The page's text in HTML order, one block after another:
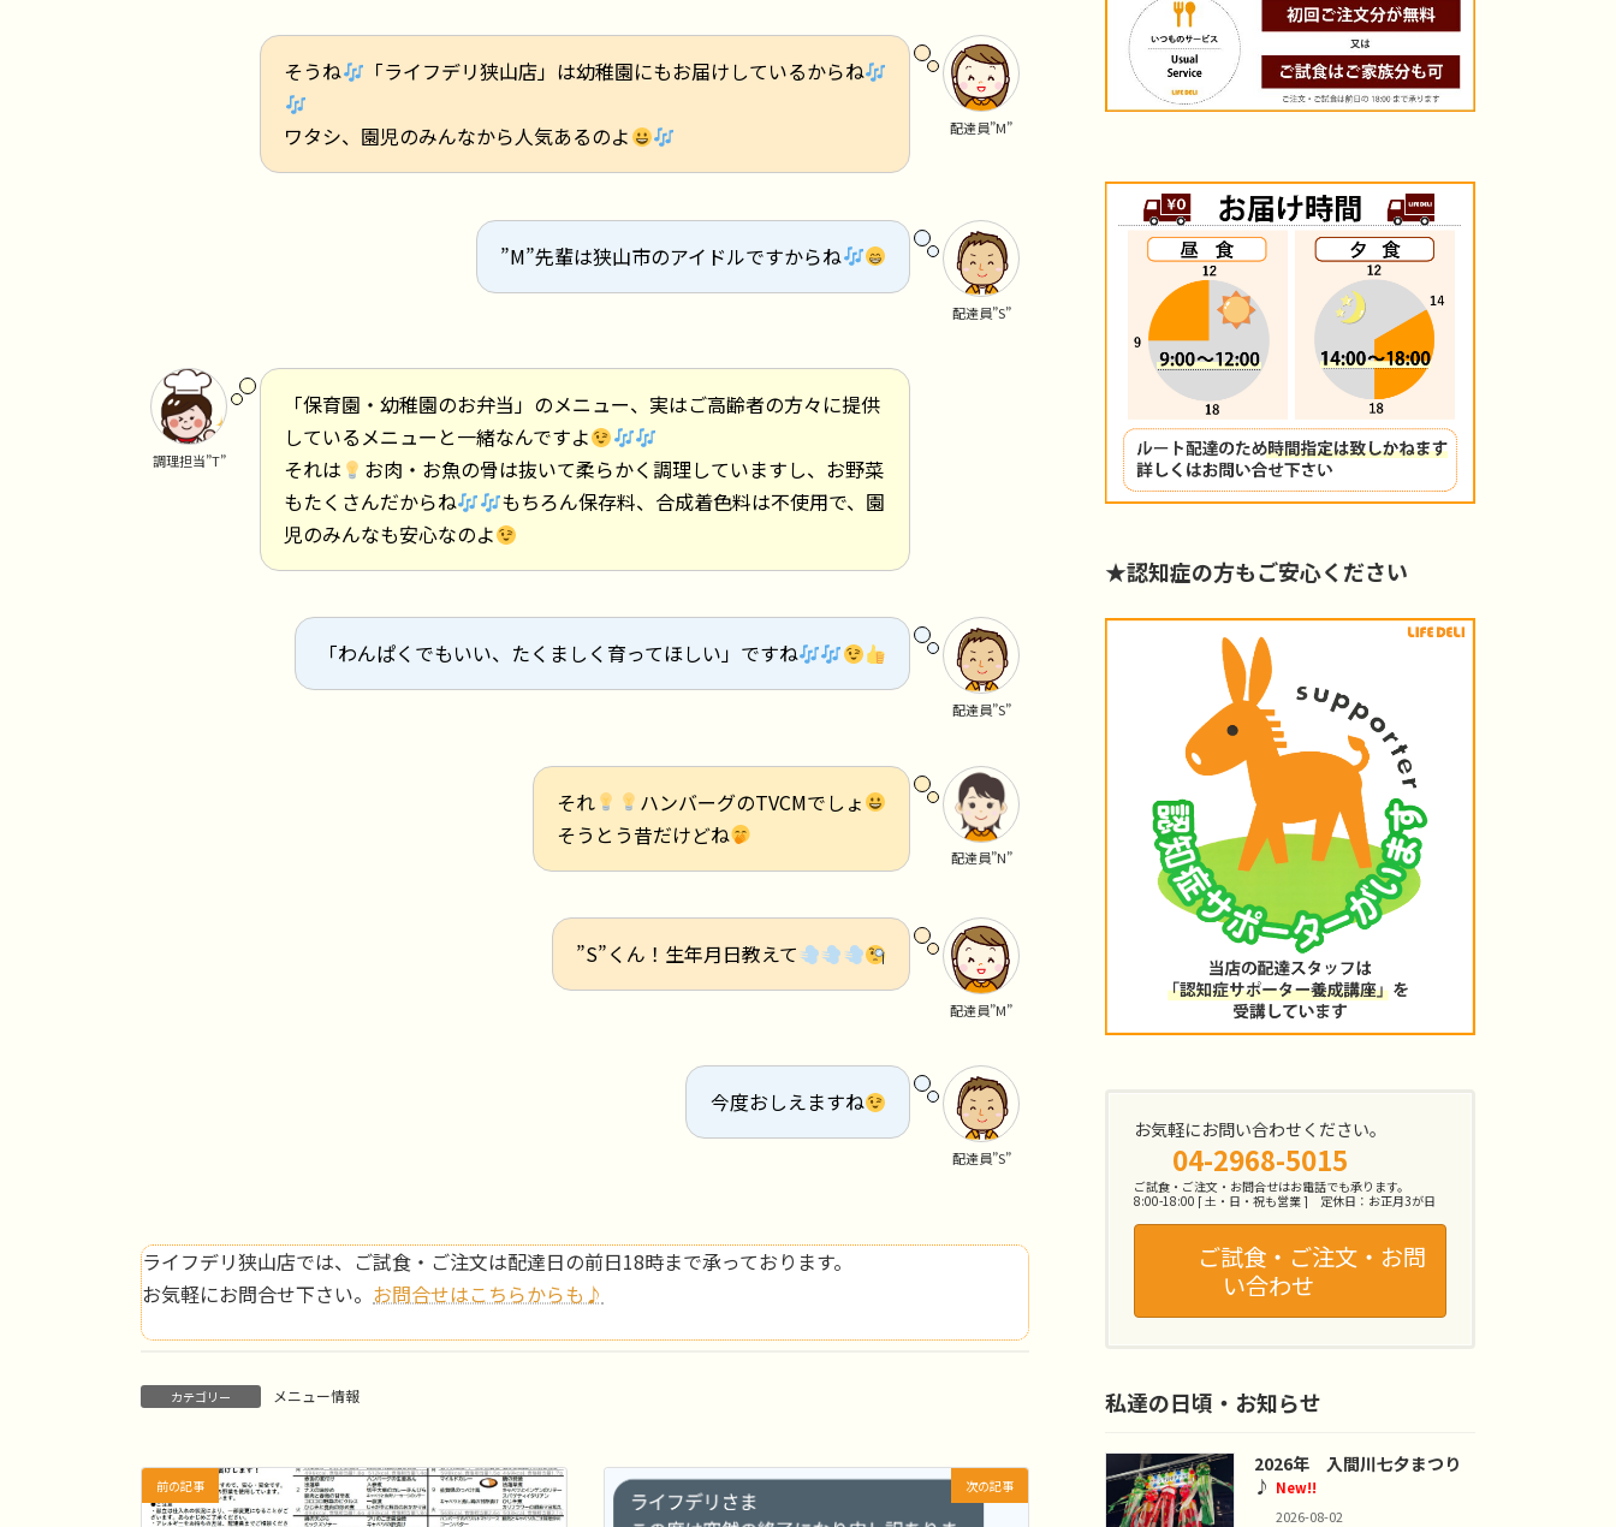
配達員”M”
そうね 「ライフデリ狭山店」は幼稚園にもお届けしているからね
ワタシ、園児のみんなから人気あるのよ
配達員”S”
”M”先輩は狭山市のアイドルですからね
調理担当”T”
「保育園・幼稚園のお弁当」のメニュー、実はご高齢者の方々に提供
しているメニューと一緒なんですよ
それは
お肉・お魚の骨は抜いて柔らかく調理していますし、お野菜
もたくさんだからね
もちろん保存料、合成着色料は不使用で、園
児のみんなも安心なのよ
配達員”S”
「わんぱくでもいい、たくましく育ってほしい」ですね
配達員”N”
それ
ハンバーグのTVCMでしょ
そうとう昔だけどね
配達員”M”
”S”くん！生年月日教えて
配達員”S”
今度おしえますね
ライフデリ狭山店では、ご試食・ご注文は配達日の前日18時まで承っております。
お気軽にお問合せ下さい。 お問合せはこちらからも♪
カテゴリー メニュー情報
前の記事 次の記事
★認知症の方もご安心ください
お気軽にお問い合わせください。
04-2968-5015
ご試食・ご注文・お問合せはお電話でも承ります。
8:00-18:00 [ 土・日・祝も営業 ] 定休日：お正月3が日
ご試食・ご注文・お問
い合わせ
私達の日頃・お知らせ
2026年 入間川七夕まつり
♪ New!!
2026-08-02